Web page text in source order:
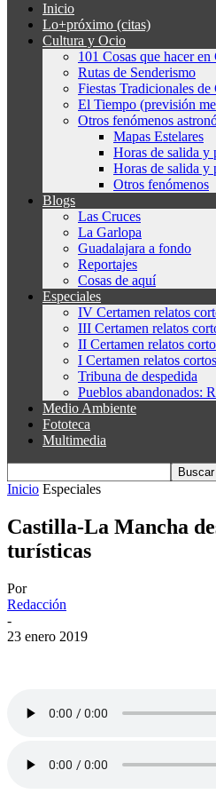
Inicio
Lo+próximo (citas)
Cultura y Ocio
101 Cosas que hacer en
Rutas de Senderismo
Fiestas Tradicionales de
El Tiempo (previsión
Otros fenómenos
Mapas Estelares
Horas de salida y
Horas de salida y
Otros fenómenos
Blogs
Las Cruces
La Garlopa
Guadalajara a fondo
Reportajes
Cosas de aquí
Especiales
IV Certamen relatos
III Certamen relatos
II Certamen relatos
I Certamen relatos
Tribuna de despedida
Pueblos abandonados:
Medio Ambiente
Fototeca
Multimedia
Inicio Especiales
Castilla-La Mancha
turísticas
Por
Redacción
-
23 enero 2019